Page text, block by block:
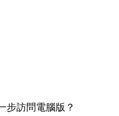
步訪問電腦版？